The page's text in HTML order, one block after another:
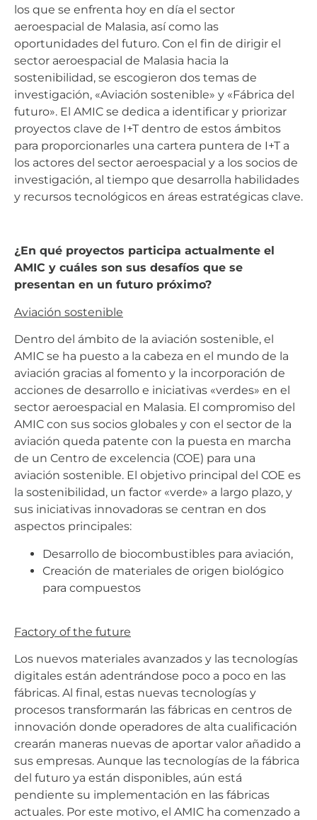
los que se enfrenta hoy en día el sector
aeroespacial de Malasia, así como las
oportunidades del futuro. Con el fin de dirigir el
sector aeroespacial de Malasia hacia la
sostenibilidad, se escogieron dos temas de
investigación, «Aviación sostenible» y «Fábrica del
futuro». El AMIC se dedica a identificar y priorizar
proyectos clave de I+T dentro de estos ámbitos
para proporcionarles una cartera puntera de I+T a
los actores del sector aeroespacial y a los socios de
investigación, al tiempo que desarrolla habilidades
y recursos tecnológicos en áreas estratégicas clave.
¿En qué proyectos participa actualmente el
AMIC y cuáles son sus desafíos que se
presentan en un futuro próximo?
Aviación sostenible
Dentro del ámbito de la aviación sostenible, el
AMIC se ha puesto a la cabeza en el mundo de la
aviación gracias al fomento y la incorporación de
acciones de desarrollo e iniciativas «verdes» en el
sector aeroespacial en Malasia. El compromiso del
AMIC con sus socios globales y con el sector de la
aviación queda patente con la puesta en marcha
de un Centro de excelencia (COE) para una
aviación sostenible. El objetivo principal del COE es
la sostenibilidad, un factor «verde» a largo plazo, y
sus iniciativas innovadoras se centran en dos
aspectos principales:
Desarrollo de biocombustibles para aviación,
Creación de materiales de origen biológico
para compuestos
Factory of the future
Los nuevos materiales avanzados y las tecnologías
digitales están adentrándose poco a poco en las
fábricas. Al final, estas nuevas tecnologías y
procesos transformarán las fábricas en centros de
innovación donde operadores de alta cualificación
crearán maneras nuevas de aportar valor añadido a
sus empresas. Aunque las tecnologías de la fábrica
del futuro ya están disponibles, aún está
pendiente su implementación en las fábricas
actuales. Por este motivo, el AMIC ha comenzado a